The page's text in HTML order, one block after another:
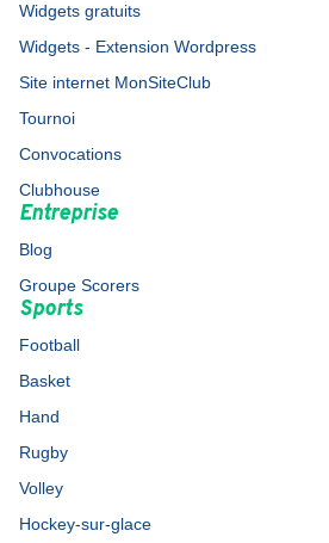
Widgets gratuits
Widgets - Extension Wordpress
Site internet MonSiteClub
Tournoi
Convocations
Clubhouse
Entreprise
Blog
Groupe Scorers
Sports
Football
Basket
Hand
Rugby
Volley
Hockey-sur-glace